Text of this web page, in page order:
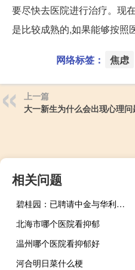
要尽快去医院进行治疗。现
是比较成熟的,如果能够按照
网络标签： 焦虑
上一篇
大一新生为什么会出现心理问
相关问题
碧桂园：已聘请中金与华利安诺基为财务顾问
北海市哪个医院看抑郁
温州哪个医院看抑郁好
河合明日菜什么梗